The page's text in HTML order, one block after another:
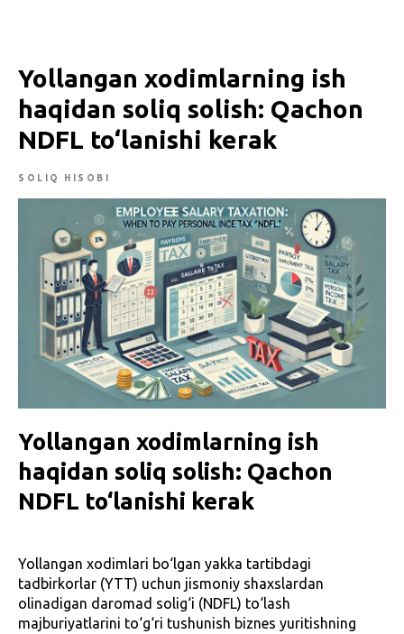
Yollangan xodimlarning ish
haqidan soliq solish: Qachon
NDFL to‘lanishi kerak
SOLIQ HISOBI
Yollangan xodimlarning ish
haqidan soliq solish: Qachon
NDFL to‘lanishi kerak
Yollangan xodimlari bo‘lgan yakka tartibdagi
tadbirkorlar (YTT) uchun jismoniy shaxslardan
olinadigan daromad solig‘i (NDFL) to‘lash
majburiyatlarini to‘g‘ri tushunish biznes yuritishning